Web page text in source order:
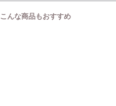
こんな商品もおすすめ